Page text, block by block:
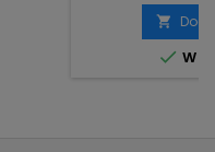

 W